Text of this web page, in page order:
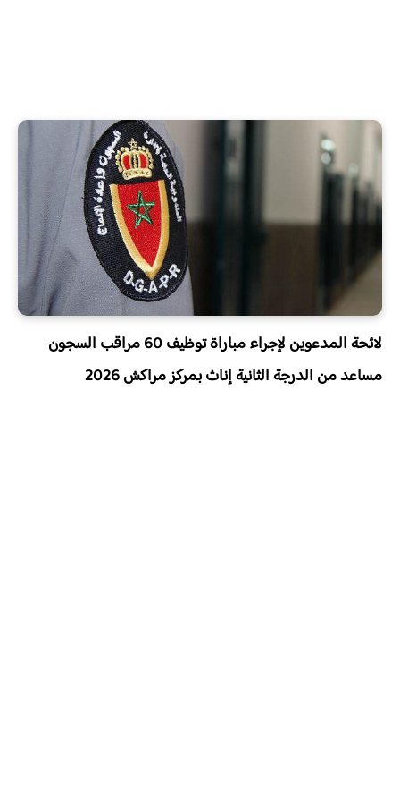
لائحة المدعوين لإجراء مباراة توظيف 60 مراقب السجون
مساعد من الدرجة الثانيةإناثبمركز مراكش 2026